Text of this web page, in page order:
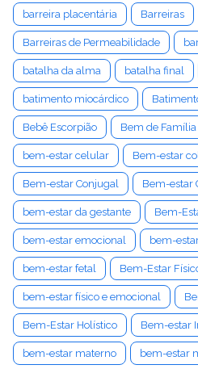
barreira placentária Barreiras
Barreiras de Permeabilidade
batalha da alma batalha final
batimento miocárdico
Bebê Escorpião Bem de Família
bem-estar celular Bem-estar
Bem-estar Conjugal Bem-estar
bem-estar da gestante Bem-
bem-estar emocional bem-
bem-estar fetal Bem-Estar
bem-estar físico e emocional
Bem-Estar Holístico Bem-estar
bem-estar materno bem-estar